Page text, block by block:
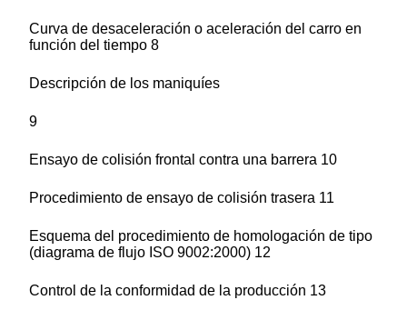
Curva de desaceleración o aceleración del carro en
función del tiempo 8
Descripción de los maniquíes
9
Ensayo de colisión frontal contra una barrera 10
Procedimiento de ensayo de colisión trasera 11
Esquema del procedimiento de homologación de tipo
(diagrama de flujo ISO 9002:2000) 12
Control de la conformidad de la producción 13